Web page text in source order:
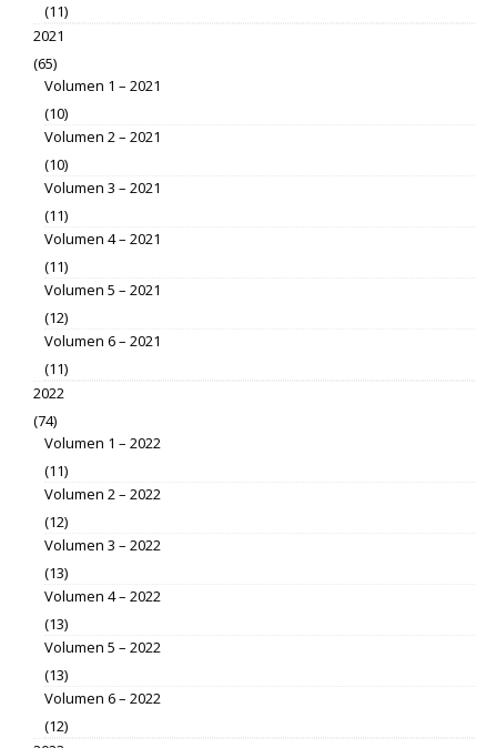
(11)
2021
(65)
Volumen 1 – 2021
(10)
Volumen 2 – 2021
(10)
Volumen 3 – 2021
(11)
Volumen 4 – 2021
(11)
Volumen 5 – 2021
(12)
Volumen 6 – 2021
(11)
2022
(74)
Volumen 1 – 2022
(11)
Volumen 2 – 2022
(12)
Volumen 3 – 2022
(13)
Volumen 4 – 2022
(13)
Volumen 5 – 2022
(13)
Volumen 6 – 2022
(12)